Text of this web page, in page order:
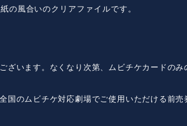
の風合いのクリアファイルです。
ざいます。なくなり次第、ムビチケカードのみ
国のムビチケ対応劇場でご使用いただける前売